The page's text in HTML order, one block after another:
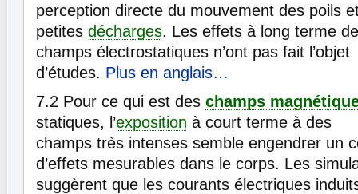
perception directe du mouvement des poils
petites décharges. Les effets à long terme
champs électrostatiques n’ont pas fait l’objet
d’études. Plus en anglais…
7.2 Pour ce qui est des champs
statiques, l’exposition à court terme à des
champs très intenses semble engendrer un
d’effets mesurables dans le corps. Les
suggèrent que les courants électriques